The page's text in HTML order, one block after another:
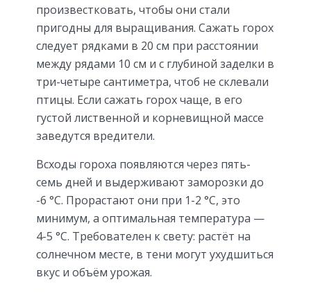
произвестковать, чтобы они стали
пригодны для выращивания. Сажать горох
следует рядками в 20 см при расстоянии
между рядами 10 см и с глубиной заделки в
три-четыре сантиметра, чтоб не склевали
птицы. Если сажать горох чаще, в его
густой лиственной и корневищной массе
заведутся вредители.
Всходы гороха появляются через пять-
семь дней и выдерживают заморозки до
-6 °С. Прорастают они при 1-2 °С, это
минимум, а оптимальная температура —
4-5 °С. Требователен к свету: растёт на
солнечном месте, в тени могут ухудшиться
вкус и объём урожая.